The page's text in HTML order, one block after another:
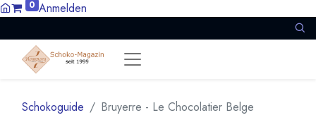
0 Anmelden
Schokoguide Bruyerre - Le Chocolatier Belge